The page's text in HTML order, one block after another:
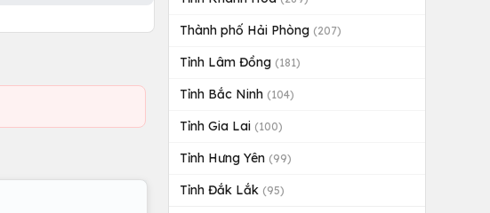
Thành phố Hải Phòng (207)
Tỉnh Lâm Đồng (181)
Tỉnh Bắc Ninh (104)
Tỉnh Gia Lai (100)
Tỉnh Hưng Yên (99)
Tỉnh Đắk Lắk (95)